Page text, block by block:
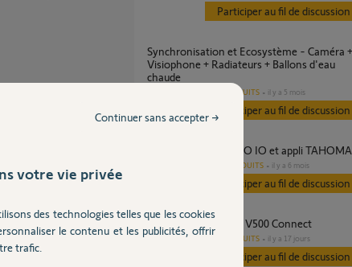
Partager cette question
Participer au fil de discussion
Synchronisation et Ecosystème - Caméra +
Visiophone + Radiateurs + Ballons d'eau
chaude
AUTRES PRODUITS il y a 5 mois
Participer au fil de discussion
Visiophone V500 PRO IO et appli TAHOMA
AUTRES PRODUITS il y a 6 mois
Participer au fil de discussion
Retour d'expérience V500 Connect
AUTRES PRODUITS il y a 17 jours
Participer au fil de discussion
votre vie privée
des technologies telles que les cookies
le contenu et les publicités, offrir
trafic.
Continuer sans accepter →